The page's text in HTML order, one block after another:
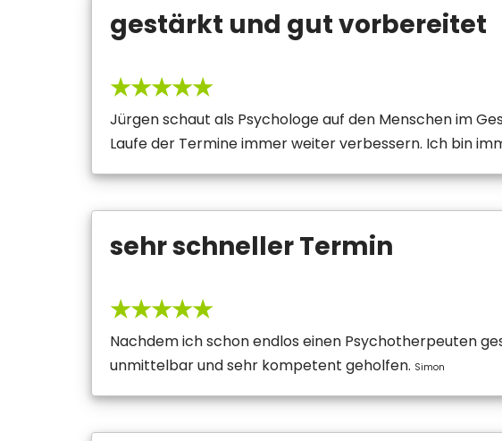
gestärkt und gut vorbereitet
★★★★★
Jürgen schaut als Psychologe auf den Menschen im
Laufe der Termine immer weiter verbessern. Ich bin
sehr schneller Termin
★★★★★
Nachdem ich schon endlos einen Psychotherpeuten
unmittelbar und sehr kompetent geholfen. Simon